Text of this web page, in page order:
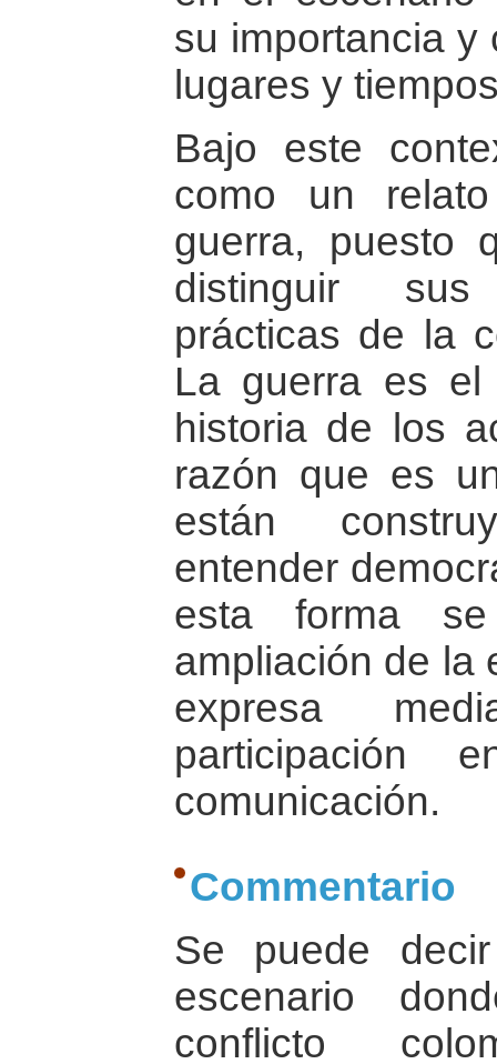
su importancia y
lugares y
Bajo este
como un
guerra, puesto
distinguir
prácticas de la
La guerra es
historia de los
razón que es
están
entender
esta forma
ampliación de la
expresa
participación
comunicación.
Commentario
Se puede
escenario
conflicto